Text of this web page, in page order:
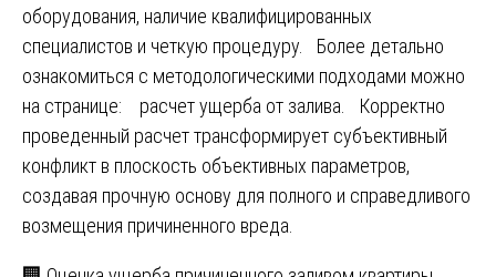
оборудования, наличие квалифицированных
специалистов и четкую процедуру. Более детально
ознакомиться с методологическими подходами можно
на странице: расчет ущерба от залива . Корректно
проведенный расчет трансформирует субъективный
конфликт в плоскость объективных параметров,
создавая прочную основу для полного и справедливого
возмещения причиненного вреда.